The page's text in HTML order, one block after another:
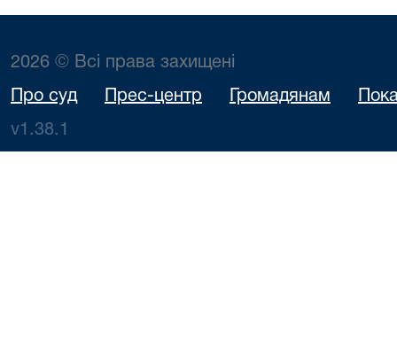
2026 © Всі права захищені
Про суд Прес-центр Громадянам
v1.38.1